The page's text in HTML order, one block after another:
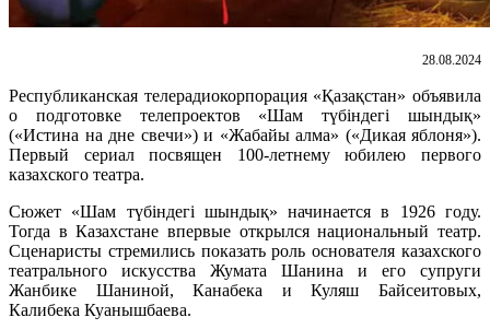
28.08.2024
Республиканская телерадиокорпорация «Қазақстан» объявила
о подготовке телепроектов «Шам түбіндегі шындық»
(«Истина на дне свечи») и «Жабайы алма» («Дикая яблоня»).
Первый сериал посвящен 100-летнему юбилею первого
казахского театра.
Сюжет «Шам түбіндегі шындық» начинается в 1926 году.
Тогда в Казахстане впервые открылся национальный театр.
Сценаристы стремились показать роль основателя казахского
театрального искусства Жумата Шанина и его супруги
Жанбике Шаниной, Канабека и Куляш Байсеитовых,
Калибека Куанышбаева.